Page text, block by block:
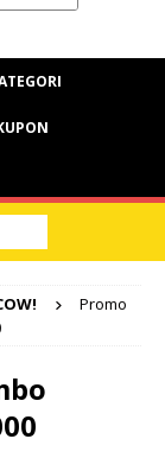
Promo